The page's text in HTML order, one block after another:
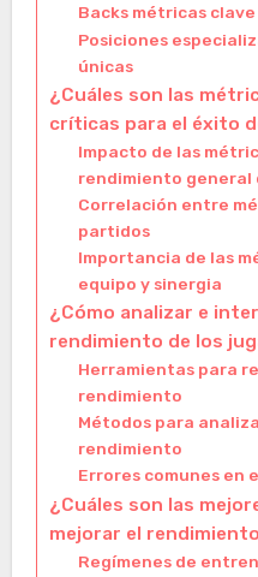
Backs métricas
Posiciones
únicas
¿Cuáles son las
críticas para el éxito
Impacto de las
rendimiento general
Correlación entre
partidos
Importancia de las
equipo y sinergia
¿Cómo analizar e
rendimiento de los
Herramientas para
rendimiento
Métodos para
rendimiento
Errores comunes en
¿Cuáles son las
mejorar el
Regímenes de